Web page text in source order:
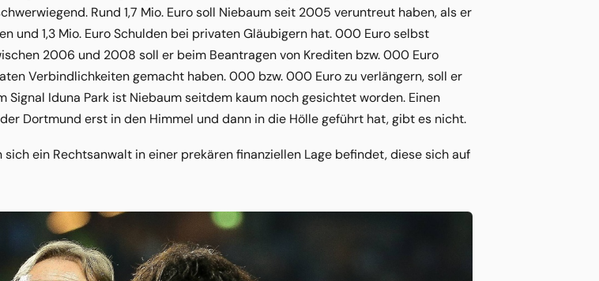
Rund 1,7 Mio. Euro soll Niebaum seit 2005 veruntreut haben, als er
und 1,3 Mio. Euro Schulden bei privaten Gläubigern hat. 000 Euro selbst
2006 und 2008 soll er beim Beantragen von Krediten bzw. 000 Euro
Verbindlichkeiten gemacht haben. 000 bzw. 000 Euro zu verlängern, soll er
Signal Iduna Park ist Niebaum seitdem kaum noch gesichtet worden. Einen
Dortmund erst in den Himmel und dann in die Hölle geführt hat, gibt es nicht.
sich ein Rechtsanwalt in einer prekären finanziellen Lage befindet, diese sich auf